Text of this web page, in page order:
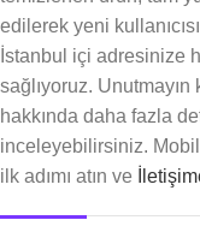
edilerek yeni
İstanbul içi adresinize
sağlıyoruz.
hakkında daha fazla
inceleyebilirsiniz.
ilk adımı atın ve